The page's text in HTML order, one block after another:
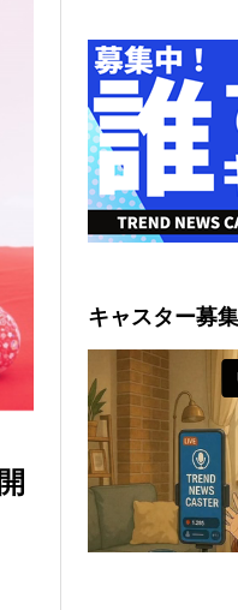
キャスター募